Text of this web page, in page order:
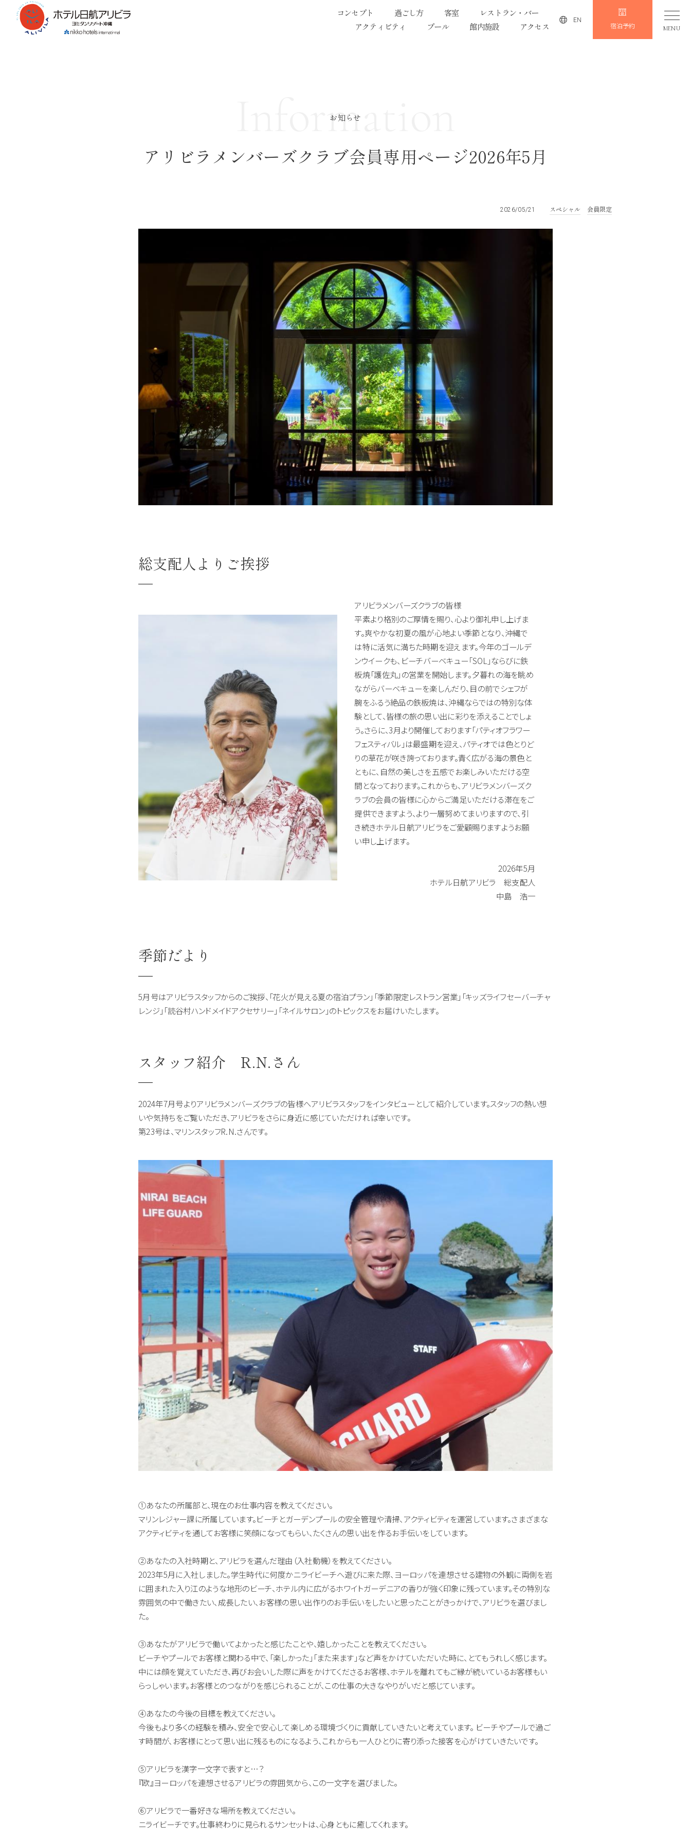
コンセプト 過ごし方 客室
レストラン・バー
アクティビティ
プール 館内施設 アクセス
EN
宿泊予約 MENU
Information
お知らせ
アリビラメンバーズクラブ会員専用ページ2026年5月
2026/05/21 スペシャル 会員限定
総支配人よりご挨拶
アリビラメンバーズクラブの皆様
平素より格別のご厚情を賜り、心より御礼申し上げま
す。爽やかな初夏の風が心地よい季節となり、沖縄で
は特に活気に満ちた時期を迎えます。今年のゴールデ
ンウイークも、ビーチバーベキュー「SOL」ならびに鉄
板焼「護佐丸」の営業を開始します。夕暮れの海を眺め
ながらバーベキューを楽しんだり、目の前でシェフが
腕をふるう絶品の鉄板焼は、沖縄ならではの特別な体
験として、皆様の旅の思い出に彩りを添えることでしょ
う。さらに、3月より開催しております「パティオフラワー
フェスティバル」は最盛期を迎え、パティオでは色とりど
りの草花が咲き誇っております。青く広がる海の景色と
ともに、自然の美しさを五感でお楽しみいただける空
間となっております。これからも、アリビラメンバーズク
ラブの会員の皆様に心からご満足いただける滞在をご
提供できますよう、より一層努めてまいりますので、引
き続きホテル日航アリビラをご愛顧賜りますようお願
い申し上げます。
2026年5月
ホテル日航アリビラ 総支配人
中島 浩一
季節だより
5月号はアリビラスタッフからのご挨拶、「花火が見える夏の宿泊プラン」「季節限定レストラン営業」「キッズライフセーバーチャ
レンジ」「読谷村ハンドメイドアクセサリー」「ネイルサロン」のトピックスをお届けいたします。
スタッフ紹介 R.N.さん
2024年7月号よりアリビラメンバーズクラブの皆様へアリビラスタッフをインタビューとして紹介しています。スタッフの熱い想
いや気持ちをご覧いただき、アリビラをさらに身近に感じていただければ幸いです。
第23号は、マリンスタッフR.N.さんです。
①あなたの所属部と、現在のお仕事内容を教えてください。
マリンレジャー課に所属しています。ビーチとガーデンプールの安全管理や清掃、アクティビティを運営しています。さまざまな
アクティビティを通してお客様に笑顔になってもらい、たくさんの思い出を作るお手伝いをしています。
②あなたの入社時期と、アリビラを選んだ理由（入社動機）を教えてください。
2023年5月に入社しました。学生時代に何度かニライビーチへ遊びに来た際、ヨーロッパを連想させる建物の外観に両側を岩
に囲まれた入り江のような地形のビーチ、ホテル内に広がるホワイトガーデニアの香りが強く印象に残っています。その特別な
雰囲気の中で働きたい、成長したい、お客様の思い出作りのお手伝いをしたいと思ったことがきっかけで、アリビラを選びまし
た。
③あなたがアリビラで働いてよかったと感じたことや、嬉しかったことを教えてください。
ビーチやプールでお客様と関わる中で、「楽しかった」「また来ます」など声をかけていただいた時に、とてもうれしく感じます。
中には顔を覚えていただき、再びお会いした際に声をかけてくださるお客様、ホテルを離れてもご縁が続いているお客様もい
らっしゃいます。お客様とのつながりを感じられることが、この仕事の大きなやりがいだと感じています。
④あなたの今後の目標を教えてください。
今後もより多くの経験を積み、安全で安心して楽しめる環境づくりに貢献していきたいと考えています。 ビーチやプールで過ご
す時間が、お客様にとって思い出に残るものになるよう、これからも一人ひとりに寄り添った接客を心がけていきたいです。
⑤アリビラを漢字一文字で表すと…？
『欧』ヨーロッパを連想させるアリビラの雰囲気から、この一文字を選びました。
⑥アリビラで一番好きな場所を教えてください。
ニライビーチです。仕事終わりに見られるサンセットは、心身ともに癒してくれます。